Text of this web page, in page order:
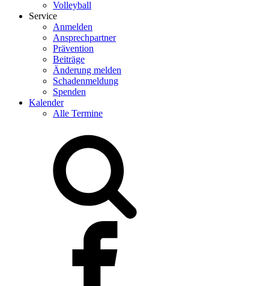
Volleyball
Service
Anmelden
Ansprechpartner
Prävention
Beiträge
Änderung melden
Schadenmeldung
Spenden
Kalender
Alle Termine